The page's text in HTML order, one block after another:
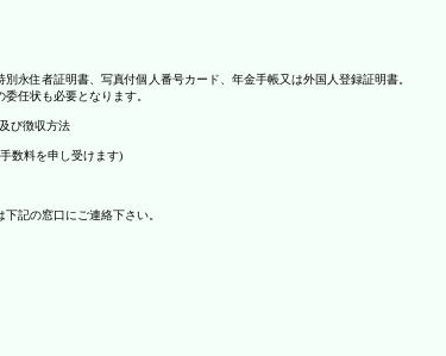
永住者証明書、写真付個人番号カード、年金手帳又は外国人登録証明書。
任状も必要となります。
び徴収方法
数料を申し受けます)
記の窓口にご連絡下さい。